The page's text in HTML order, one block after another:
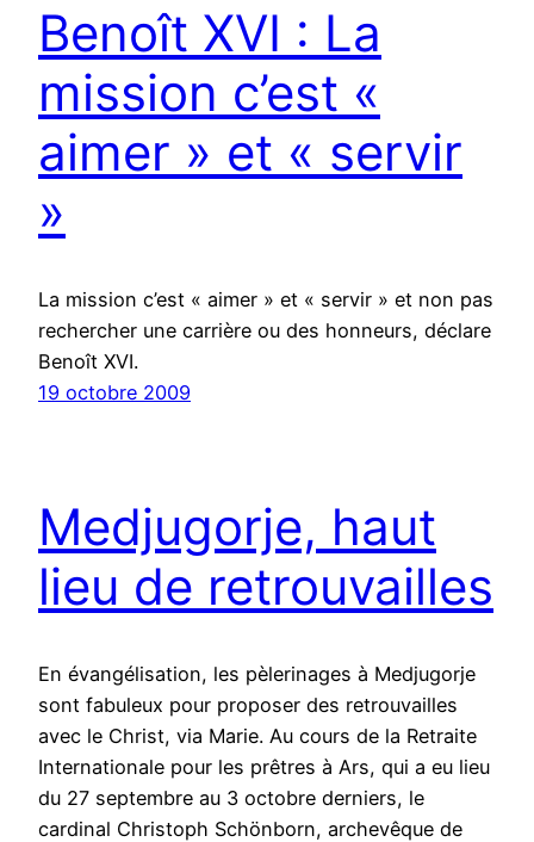
Benoît XVI : La
mission c’est «
aimer » et « servir
»
La mission c’est « aimer » et « servir » et non pas
rechercher une carrière ou des honneurs, déclare
Benoît XVI.
19 octobre 2009
Medjugorje, haut
lieu de retrouvailles
En évangélisation, les pèlerinages à Medjugorje
sont fabuleux pour proposer des retrouvailles
avec le Christ, via Marie. Au cours de la Retraite
Internationale pour les prêtres à Ars, qui a eu lieu
du 27 septembre au 3 octobre derniers, le
cardinal Christoph Schönborn, archevêque de